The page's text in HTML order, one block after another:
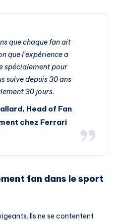
que chaque fan ait
que l’expérience a
spécialement pour
suive depuis 30 ans
30 jours.
Head of Fan
chez Ferrari
fan dans le sport
Ils ne se contentent